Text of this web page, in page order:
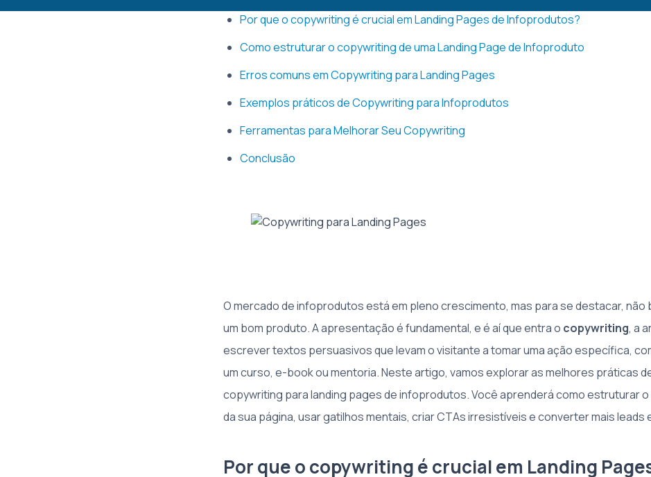
Por que o copywriting é crucial em Landing Pages de Infoprodutos?
Como estruturar o copywriting de uma Landing Page de Infoproduto
Erros comuns em Copywriting para Landing Pages
Exemplos práticos de Copywriting para Infoprodutos
Ferramentas para Melhorar Seu Copywriting
Conclusão
O mercado de infoprodutos está em pleno crescimento, mas para se destacar, não
um bom produto. A apresentação é fundamental, e é aí que entra o copywriting, a
escrever textos persuasivos que levam o visitante a tomar uma ação específica,
um curso, e-book ou mentoria. Neste artigo, vamos explorar as melhores práticas
copywriting para landing pages de infoprodutos. Você aprenderá como estruturar
da sua página, usar gatilhos mentais, criar CTAs irresistíveis e converter mais leads
Por que o copywriting é crucial em Landing